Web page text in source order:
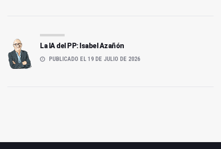
La IA del PP: Isabel Azañón
PUBLICADO EL 19 DE JULIO DE 2026